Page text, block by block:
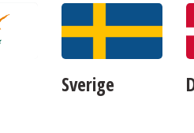
Sverige